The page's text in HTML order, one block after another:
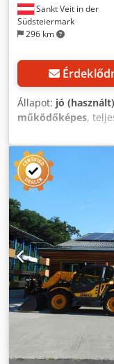
Sankt Veit in der
Südsteiermark
296 km
Állapot: jó (használt)
működőképes,
,
teljesítmény:2 200
4 871 h,
teleszkópos
szerint: 4871
méteres emelési
fokozatú
magasság
Tartalmazza a villát
Kiegészítő
hajtás - 3
Fűtött kabin -
vehető - Jó állapotú
közúti engedélyt
szállítási lehetőség
munkakosárral is!